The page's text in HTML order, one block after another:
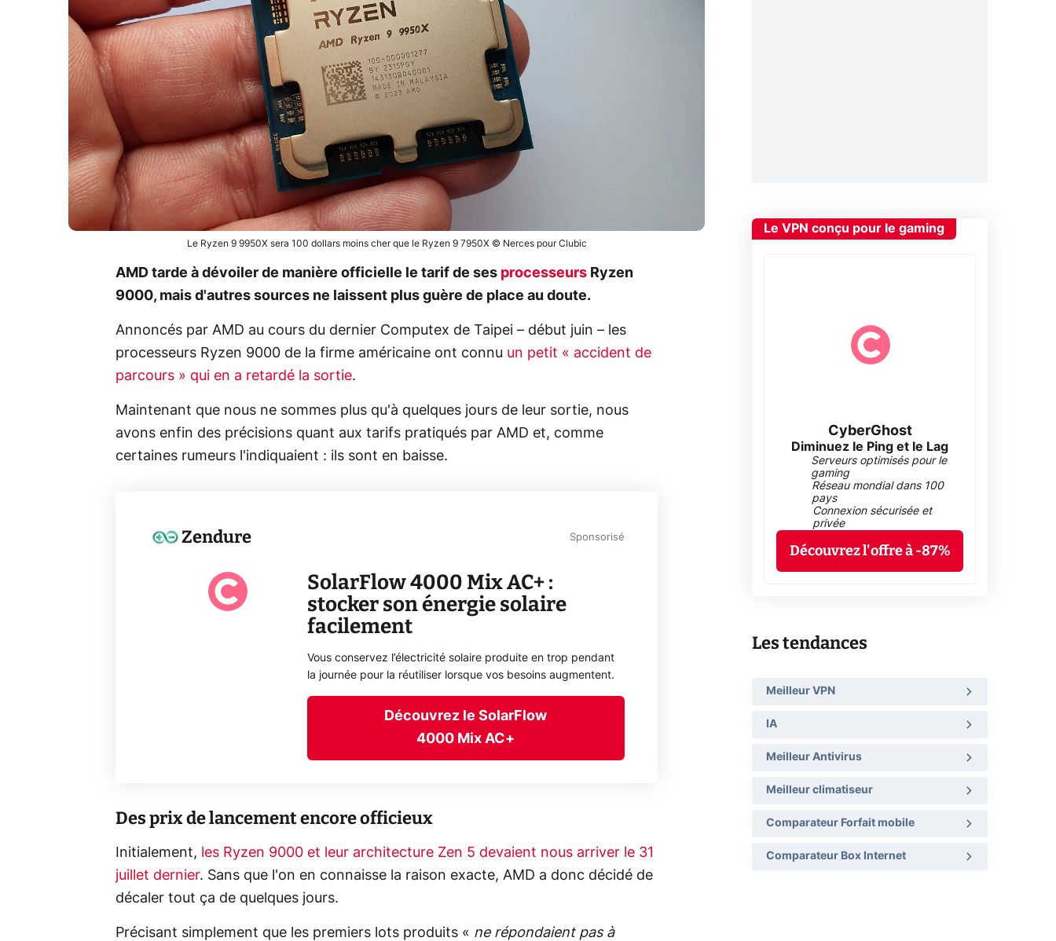
Le Ryzen 9 9950X sera 100 dollars moins cher que le Ryzen 9 7950X © Nerces pour Clubic
AMD tarde à dévoiler de manière officielle le tarif de ses processeurs Ryzen
9000, mais d'autres sources ne laissent plus guère de place au doute.
Annoncés par AMD au cours du dernier Computex de Taipei – début juin – les
processeurs Ryzen 9000 de la firme américaine ont connu un petit « accident de
parcours » qui en a retardé la sortie.
Maintenant que nous ne sommes plus qu'à quelques jours de leur sortie, nous
avons enfin des précisions quant aux tarifs pratiqués par AMD et, comme
certaines rumeurs l'indiquaient : ils sont en baisse.
Zendure Sponsorisé
SolarFlow 4000 Mix AC+ :
stocker son énergie solaire
facilement
Vous conservez l’électricité solaire produite en trop pendant
la journée pour la réutiliser lorsque vos besoins augmentent.
Découvrez le SolarFlow
4000 Mix AC+
Des prix de lancement encore officieux
Initialement,
les Ryzen 9000 et leur architecture Zen 5 devaient nous arriver le 31
juillet dernier. Sans que l'on en connaisse la raison exacte, AMD a donc décidé de
décaler tout ça de quelques jours.
Précisant simplement que les premiers lots produits « ne répondaient pas à
Le VPN conçu pour le gaming
CyberGhost
Diminuez le Ping et le Lag
Serveurs optimisés pour le
gaming
Réseau mondial dans 100
pays
Connexion sécurisée et
privée
Découvrez l'offre à -87%
Les tendances
Meilleur VPN
IA
Meilleur Antivirus
Meilleur climatiseur
Comparateur Forfait mobile
Comparateur Box Internet